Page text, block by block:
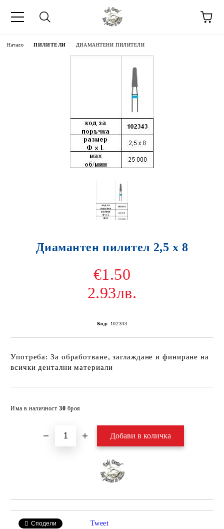
Начало ПИЛИТЕЛИ ДИАМАНТЕНИ ПИЛИТЕЛИ
Диамантен пилител 2,5 х 8
€1.50
2.93лв.
Код: 102343
Употреба: За обработване, заглаждане и финиране на
всички дентални материали
Има в наличност 30 броя
Сподели Tweet